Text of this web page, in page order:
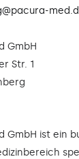
GmbH
Str. 1
GmbH ist ein